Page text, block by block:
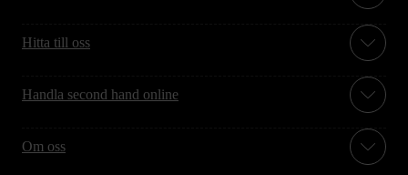
Hitta till oss
Handla second hand online
Om oss